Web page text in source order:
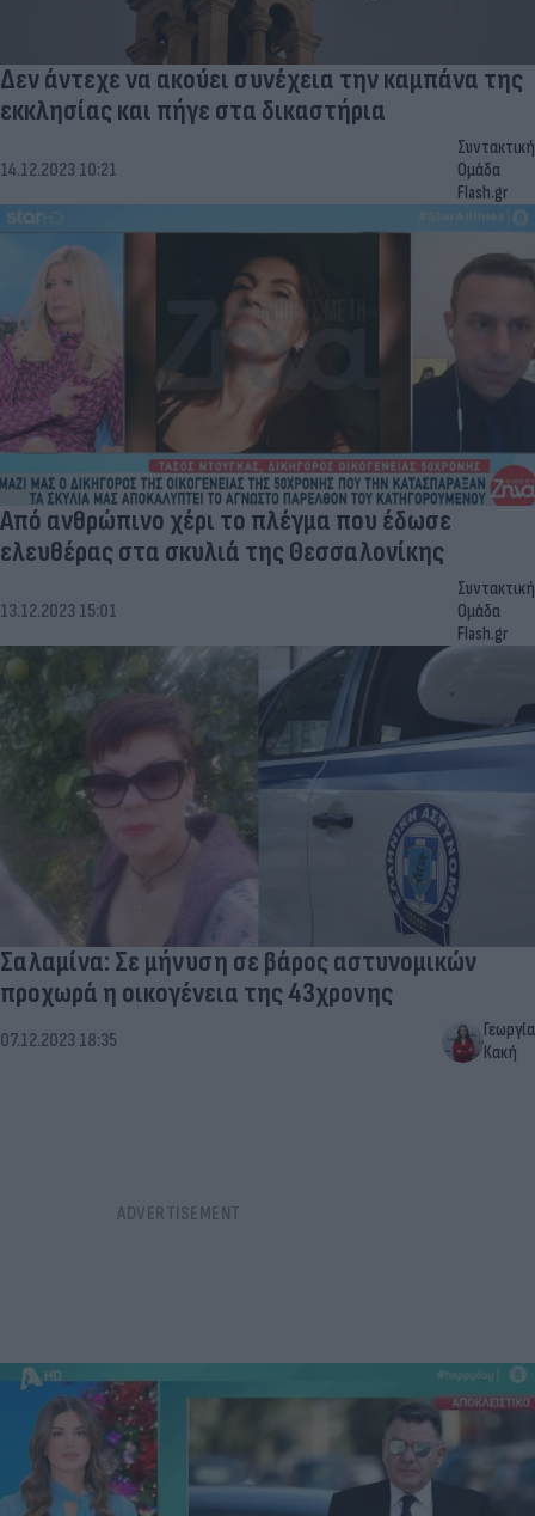
Δεν άντεχε να ακούει συνέχεια την καμπάνα της
εκκλησίας και πήγε στα δικαστήρια
14.12.2023 10:21
Συντακτική
Ομάδα
Flash.gr
Από ανθρώπινο χέρι το πλέγμα που έδωσε
ελευθέρας στα σκυλιά της Θεσσαλονίκης
13.12.2023 15:01
Συντακτική
Ομάδα
Flash.gr
Σαλαμίνα: Σε μήνυση σε βάρος αστυνομικών
προχωρά η οικογένεια της 43χρονης
07.12.2023 18:35
Γεωργία
Κακή